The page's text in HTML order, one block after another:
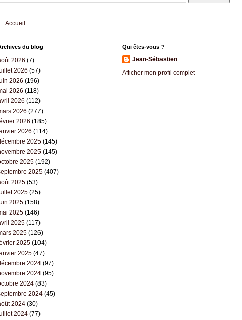
Accueil
du blog
2026 (7)
2026 (57)
2026 (196)
2026 (118)
2026 (112)
2026 (277)
2026 (185)
2026 (114)
2025(145)
2025(145)
2025(192)
2025(407)
2025(53)
2025(25)
2025(158)
2025(146)
2025(117)
2025(126)
2025(104)
2025(47)
2024(97)
2024(95)
2024(83)
2024(45)
2024(30)
2024(77)
Qui êtes-vous ?
Jean-Sébastien
Afficher mon profil complet